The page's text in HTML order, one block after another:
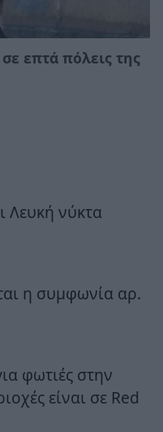
επτά πόλεις της
Λευκή νύκτα
η συμφωνία αρ.
φωτιές στην
είναι σε Red